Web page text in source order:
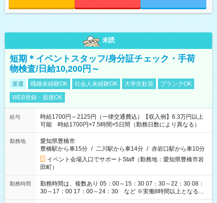
未読
短期＊イベントスタッフ/身分証チェック・手荷
物検査/日給10,200円～
派遣 職種未経験OK 社会人未経験OK 大学生歓迎
ブランクOK
WEB登録・面接OK
給与
時給1700円～2125円（一律交通費込）【収入例】6.3万円以上
可能 時給1700円×7.5時間×5日間（勤務日数により異なる）
勤務地
愛知県豊橋市
豊橋駅から車15分 / 二川駅から車14分 / 赤岩口駅から車10分
イベント会場入口でサポートStaff（勤務地：愛知県豊橋市岩
田町）
勤務時間
勤務時間は、複数あり 05：00～15：30 07：30～22：30 08：
30～17：00 17：00～24：30 など ※実働8時間以上となる勤
務もあります。 【休憩】60分+他休憩あり 交替で取得します。